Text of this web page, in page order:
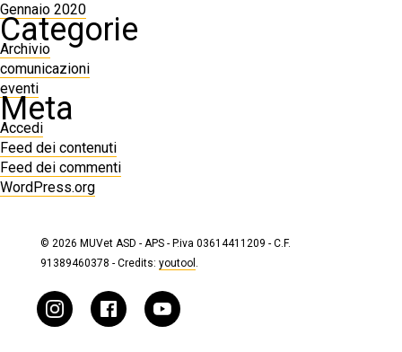
Gennaio 2020
Categorie
Archivio
comunicazioni
eventi
Meta
Accedi
Feed dei contenuti
Feed dei commenti
WordPress.org
© 2026 MUVet ASD - APS - P.iva 03614411209 - C.F.
91389460378 - Credits: youtool .